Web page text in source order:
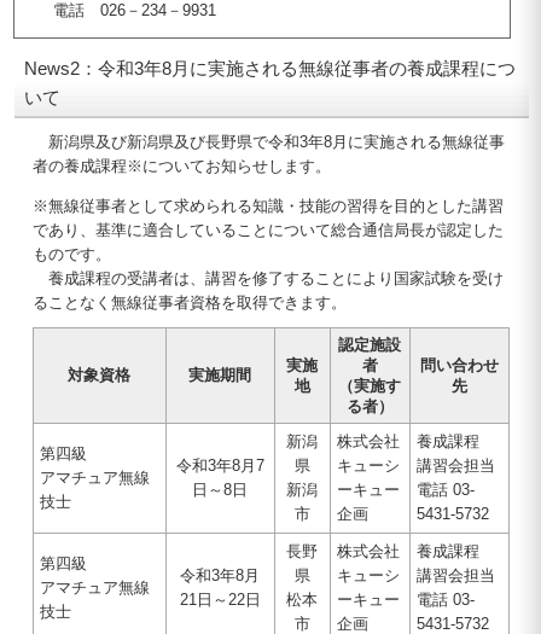
電話 026－234－9931
News2：令和3年8月に実施される無線従事者の養成課程につ
いて
新潟県及び新潟県及び長野県で令和3年8月に実施される無線従事
者の養成課程※についてお知らせします。
※無線従事者として求められる知識・技能の習得を目的とした講習
であり、基準に適合していることについて総合通信局長が認定した
ものです。
養成課程の受講者は、講習を修了することにより国家試験を受け
ることなく無線従事者資格を取得できます。
対象資格 実施期間
実施
地
認定施設
者
（実施す
る者）
問い合わせ
先
第四級
アマチュア無線
技士
令和3年8月7
日～8日
新潟
県
新潟
市
株式会社
キューシ
ーキュー
企画
養成課程
講習会担当
電話 03-
5431-5732
第四級
アマチュア無線
技士
令和3年8月
21日～22日
長野
県
松本
市
株式会社
キューシ
ーキュー
企画
養成課程
講習会担当
電話 03-
5431-5732